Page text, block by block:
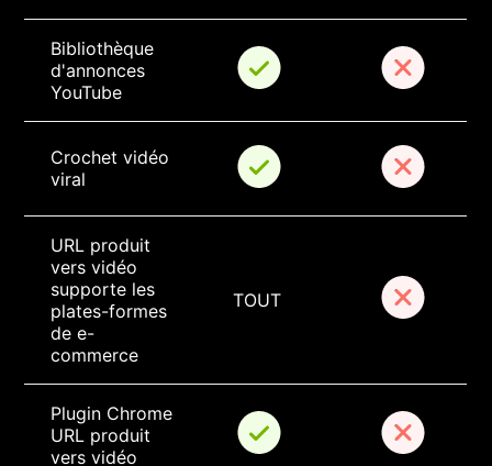
Bibliothèque
d'annonces
YouTube
Crochet vidéo
viral
URL produit
vers vidéo
supporte les
plates-formes
de e-
commerce
TOUT
Plugin Chrome
URL produit
vers vidéo